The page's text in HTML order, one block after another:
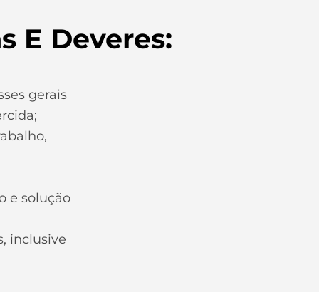
E Deveres:
gerais
e solução
inclusive